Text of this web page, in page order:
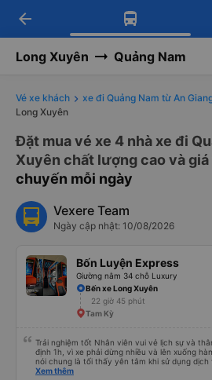
Tải app Vexere ngay!
Nhận ưu đãi thành viên
Tải app Vexere
-30k/ghế khi đặt vé máy
arrow_back
Long Xuyên Quảng Nam
Vé xe khách xe đi Quảng Nam từ An
Long Xuyên
Đặt mua vé xe 4 nhà xe đi
Xuyên chất lượng cao và
chuyến mỗi ngày
Vexere Team
Ngày cập nhật: 10/08/2026
Bốn Luyện Express
Giường nằm 34 chỗ Luxury
Bến xe Long Xuyên
22 giờ 45 phút
Tam Kỳ
Trải nghiệm tốt Nhân viên vui vẻ lịch sự và
định 1h, vì xe phải dừng nhiều và lên xuống
nói chung là tối thấy yên tâm khi sử dụng dịch
hộ và giới thiệu cho người thân sử dụng dịch
Xem thêm